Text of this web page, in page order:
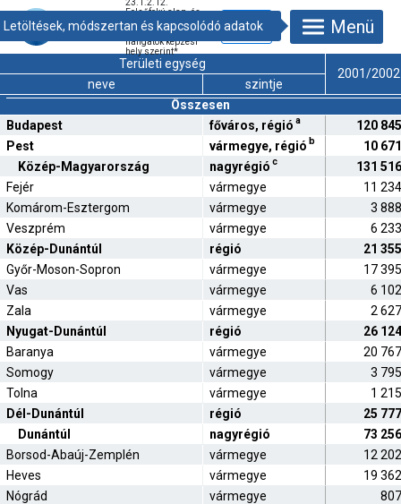
23.1.2.12.
Felsőfokú alap- és
mesterképzésben
részt vevő
hallgatók képzési
hely szerint*
Menü
Területi egység
2001/2002
neve
szintje
Összesen
Budapest
főváros, régió a
120 845
Pest
vármegye, régió b
10 671
Közép-Magyarország
nagyrégió c
131 516
Fejér
vármegye
11 234
Komárom-Esztergom
vármegye
3 888
Veszprém
vármegye
6 233
Közép-Dunántúl
régió
21 355
Győr-Moson-Sopron
vármegye
17 395
Vas
vármegye
6 102
Zala
vármegye
2 627
Nyugat-Dunántúl
régió
26 124
Baranya
vármegye
20 767
Somogy
vármegye
3 795
Tolna
vármegye
1 215
Dél-Dunántúl
régió
25 777
Dunántúl
nagyrégió
73 256
Borsod-Abaúj-Zemplén
vármegye
12 202
Heves
vármegye
19 362
Nógrád
vármegye
807